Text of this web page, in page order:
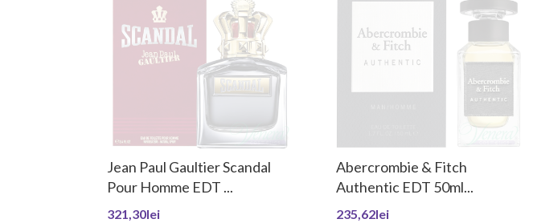
Jean Paul Gaultier Scandal
Pour Homme EDT ...
321,30lei
Abercrombie & Fitch
Authentic EDT 50ml...
235,62lei